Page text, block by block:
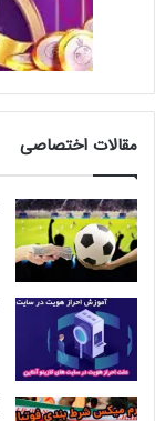
مقالات اختصاصی